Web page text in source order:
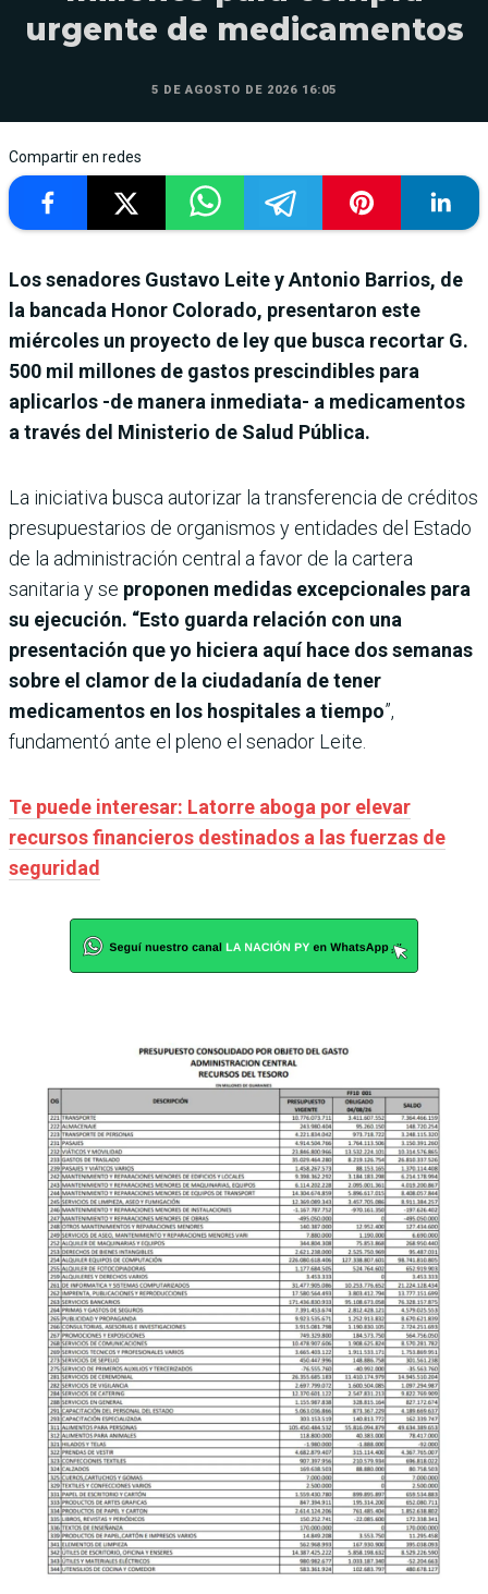
urgente de medicamentos
5 DE AGOSTO DE 2026 16:05
Compartir en redes
Los senadores Gustavo Leite y Antonio Barrios, de
la bancada Honor Colorado, presentaron este
miércoles un proyecto de ley que busca recortar G.
500 mil millones de gastos prescindibles para
aplicarlos -de manera inmediata- a medicamentos
a través del Ministerio de Salud Pública.
La iniciativa busca autorizar la transferencia de créditos
presupuestarios de organismos y entidades del Estado
de la administración central a favor de la cartera
sanitaria y se proponen medidas excepcionales para
su ejecución. “Esto guarda relación con una
presentación que yo hiciera aquí hace dos semanas
sobre el clamor de la ciudadanía de tener
medicamentos en los hospitales a tiempo”,
fundamentó ante el pleno el senador Leite.
Te puede interesar: Latorre aboga por elevar
recursos financieros destinados a las fuerzas de
seguridad